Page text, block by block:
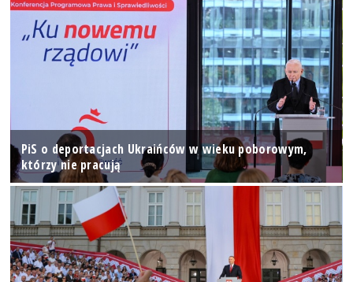
PiS o deportacjach Ukraińców w wieku poborowym,
którzy nie pracują